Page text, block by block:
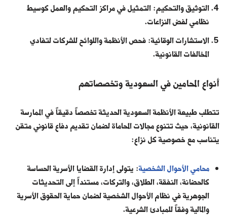
التوثيق والتحكيم: التمثيل في مراكز التحكيم والعمل كوسيط
نظامي لفض النزاعات.
الاستشارات الوقائية: فحص الأنظمة واللوائح للشركات لتفادي
المخالفات القانونية.
أنواع المحامين في السعودية وتخصصاتهم
تتطلب طبيعة الأنظمة السعودية الحديثة تخصصاً دقيقاً في الممارسة
القانونية، حيث تتنوع مجالات المحاماة لضمان تقديم دفاع قانوني متقن
يتناسب مع خصوصية كل نزاع:
محامي الأحوال الشخصية: يتولى إدارة القضايا الأسرية الحساسة
كالحضانة، النفقة، الطلاق، والتركات، مستنداً إلى التحديثات
الجوهرية في نظام الأحوال الشخصية لضمان حماية الحقوق الأسرية
والمالية وفقاً للمبادئ الشرعية.